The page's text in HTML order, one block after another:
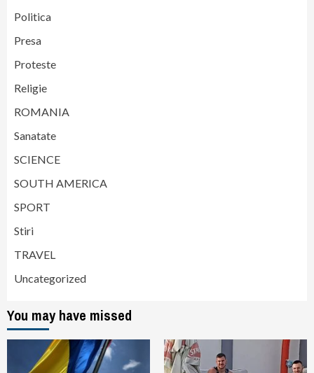
Politica
Presa
Proteste
Religie
ROMANIA
Sanatate
SCIENCE
SOUTH AMERICA
SPORT
Stiri
TRAVEL
Uncategorized
You may have missed